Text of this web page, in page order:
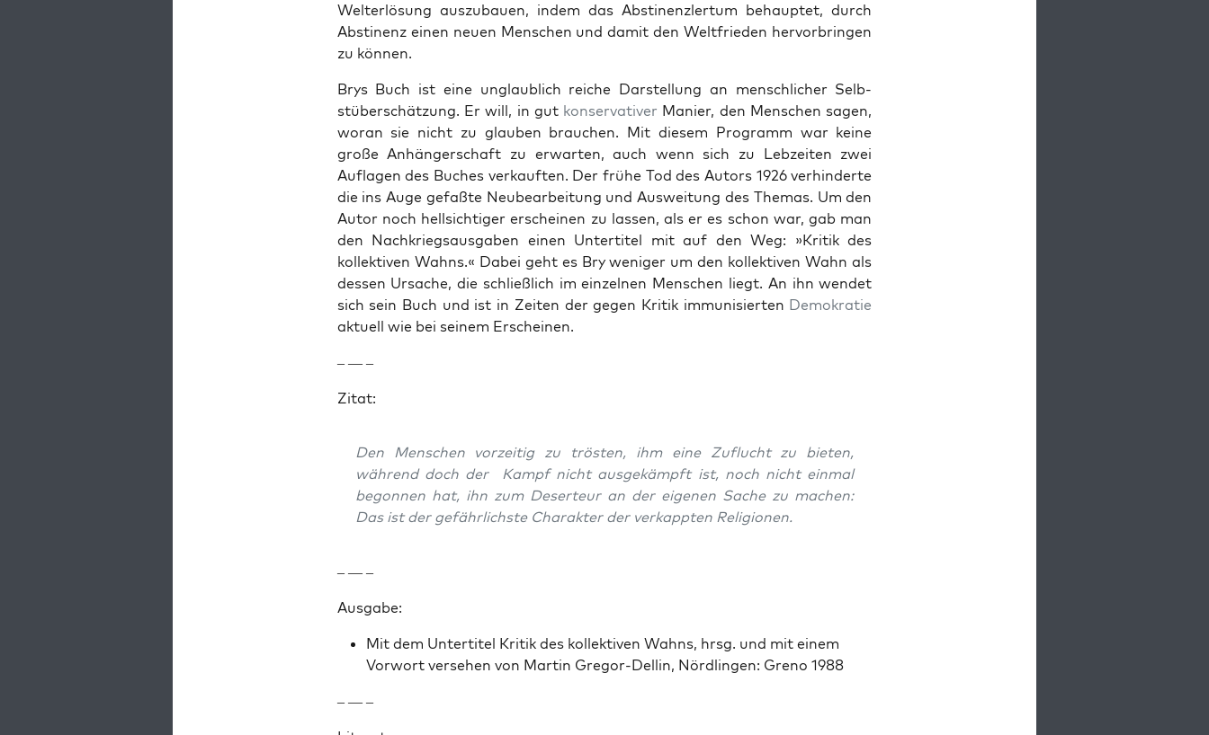
Wel­ter­lö­sung auszubauen, indem das Absti­nen­zler­tum behauptet, durch
Absti­nenz einen neuen Men­schen und damit den Welt­frieden her­vor­brin­gen
zu kön­nen.
Brys Buch ist eine unglaublich reiche Darstel­lung an men­schlich­er Selb­
stüber­schätzung. Er will, in gut kon­ser­v­a­tiv­er Manier, den Men­schen sagen,
woran sie nicht zu glauben brauchen. Mit diesem Pro­gramm war keine
große Anhänger­schaft zu erwarten, auch wenn sich zu Lebzeit­en zwei
Aufla­gen des Buch­es verkauften. Der frühe Tod des Autors 1926 ver­hin­derte
die ins Auge gefaßte Neubear­beitung und Ausweitung des The­mas. Um den
Autor noch hell­sichtiger erscheinen zu lassen, als er es schon war, gab man
den Nachkriegsaus­gaben einen Unter­ti­tel mit auf den Weg: »Kri­tik des
kollek­tiv­en Wahns.« Dabei geht es Bry weniger um den kollek­tiv­en Wahn als
dessen Ursache, die schließlich im einzel­nen Men­schen liegt. An ihn wen­det
sich sein Buch und ist in Zeit­en der gegen Kri­tik immu­nisierten Demokratie
aktuell wie bei seinem Erscheinen.
– — –
Zitat:
Den Men­schen vorzeit­ig zu trösten, ihm eine Zuflucht zu bieten,
während doch der Kampf nicht aus­gekämpft ist, noch nicht ein­mal
begonnen hat, ihn zum Deser­teur an der eige­nen Sache zu machen:
Das ist der gefährlich­ste Charak­ter der verkappten Reli­gio­nen.
– — –
Aus­gabe:
Mit dem Unter­ti­tel Kri­tik des kollek­tiv­en Wahns, hrsg. und mit einem
Vor­wort verse­hen von Mar­tin Gre­gor-Dellin, Nördlin­gen: Greno 1988
– — –